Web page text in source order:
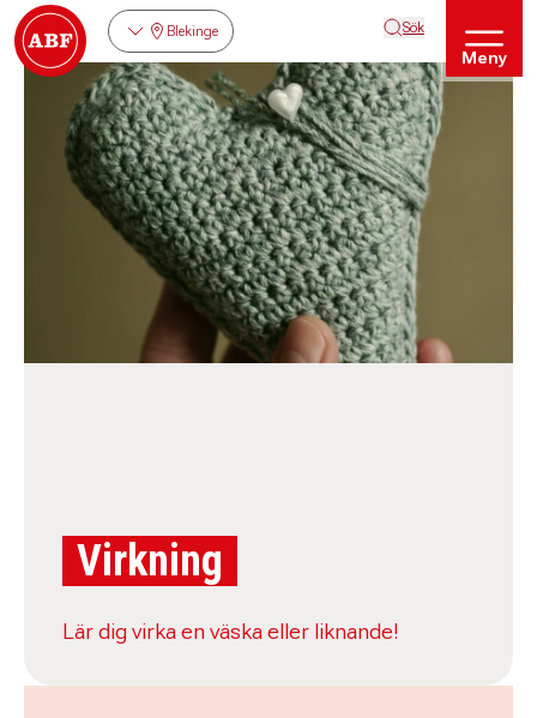
Blekinge Sök
Meny
Virkning
Lär dig virka en väska eller liknande!